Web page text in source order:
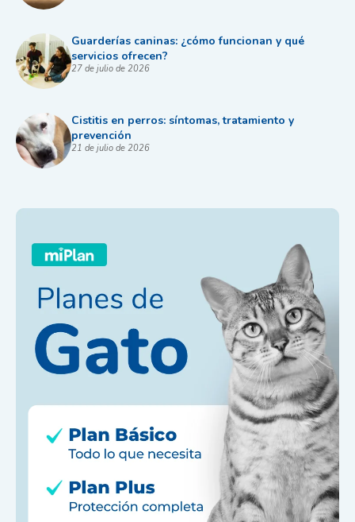
Guarderías caninas: ¿cómo funcionan y qué
servicios ofrecen?
27 de julio de 2026
Cistitis en perros: síntomas, tratamiento y
prevención
21 de julio de 2026